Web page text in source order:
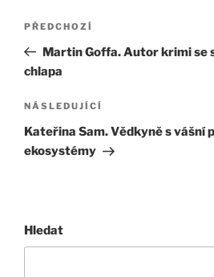
Navigace
příspěvek
Předchozí
příspěvek
PŘEDCHOZÍ
Martin Goffa. Autor krimi se
chlapa
Následující
příspěvek
NÁSLEDUJÍCÍ
Kateřina Sam. Vědkyně s vášní
ekosystémy
Hledat